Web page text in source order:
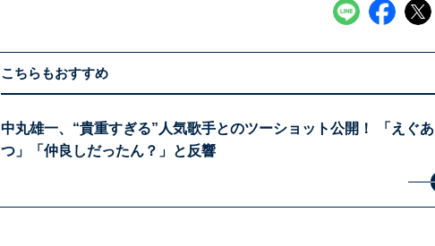
こちらもおすすめ
中丸雄一、“貴重すぎる”人気歌手とのツーショット公開！ 「えぐあ
つ」「仲良しだったん？」と反響